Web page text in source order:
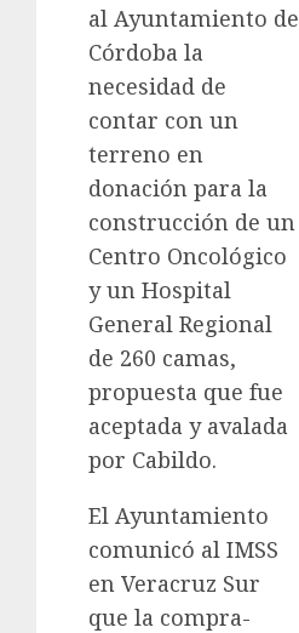
al Ayuntamiento de
Córdoba la
necesidad de
contar con un
terreno en
donación para la
construcción de un
Centro Oncológico
y un Hospital
General Regional
de 260 camas,
propuesta que fue
aceptada y avalada
por Cabildo.
El Ayuntamiento
comunicó al IMSS
en Veracruz Sur
que la compra-